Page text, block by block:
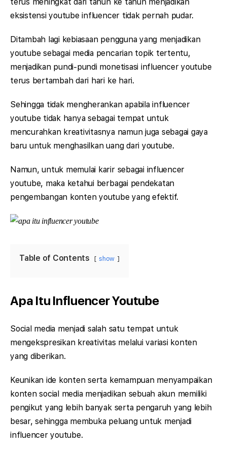
eksistensi youtube influencer tidak pernah pudar.
Ditambah lagi kebiasaan pengguna yang menjadikan
youtube sebagai media pencarian topik tertentu,
menjadikan pundi-pundi monetisasi influencer youtube
terus bertambah dari hari ke hari.
Sehingga tidak mengherankan apabila influencer
youtube tidak hanya sebagai tempat untuk
mencurahkan kreativitasnya namun juga sebagai gaya
baru untuk menghasilkan uang dari youtube.
Namun, untuk memulai karir sebagai influencer
youtube, maka ketahui berbagai pendekatan
pengembangan konten youtube yang efektif.
Table of Contents show
Apa Itu Influencer Youtube
Social media menjadi salah satu tempat untuk
mengekspresikan kreativitas melalui variasi konten
yang diberikan.
Keunikan ide konten serta kemampuan menyampaikan
konten social media menjadikan sebuah akun memiliki
pengikut yang lebih banyak serta pengaruh yang lebih
besar, sehingga membuka peluang untuk menjadi
influencer youtube.